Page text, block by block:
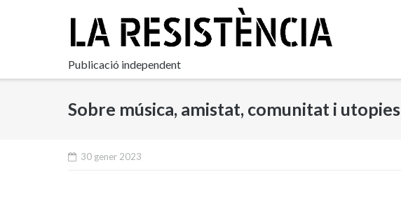
Publicació independent
Sobre música, amistat, comunitat i utopies
30 gener 2023